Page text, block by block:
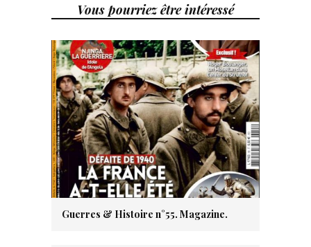
Vous pourriez être intéressé
Guerres & Histoire n°55. Magazine.